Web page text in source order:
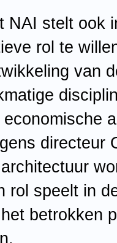
NAI stelt ook
rol te
van
economische
directeur
rol speelt in
betrokken